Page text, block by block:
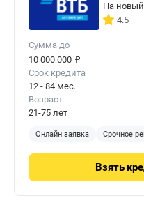
На
4.5
Сумма до
10 000 000 ₽
Срок кредита
12 - 84 мес.
Возраст
21-75 лет
Онлайн заявка Срочное
Взять